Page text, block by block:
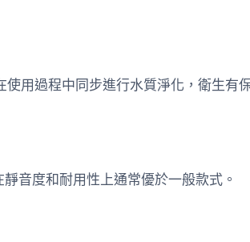
使用過程中同步進行水質淨化，衛生有
音度和耐用性上通常優於一般款式。